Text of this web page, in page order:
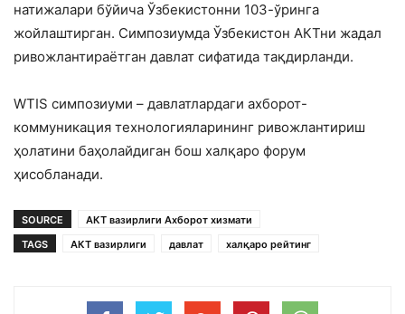
натижалари бўйича Ўзбекистонни 103-ўринга
жойлаштирган. Симпозиумда Ўзбекистон АКТни жадал
ривожлантираётган давлат сифатида тақдирланди.
WTIS симпозиуми – давлатлардаги ахборот-
коммуникация технологияларининг ривожлантириш
ҳолатини баҳолайдиган бош халқаро форум
ҳисобланади.
SOURCE
АКТ вазирлиги Ахборот хизмати
TAGS
АКТ вазирлиги давлат халқаро рейтинг